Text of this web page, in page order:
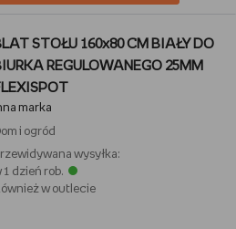
STOŁU 160x80 CM BIAŁY DO
REGULOWANEGO 25MM
marka
i ogród
wysyłka:
1 dzień rob.
w outlecie